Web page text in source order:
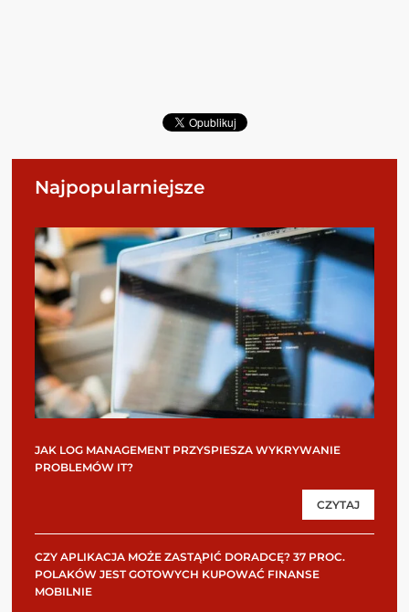
Najpopularniejsze
JAK LOG MANAGEMENT PRZYSPIESZA WYKRYWANIE
PROBLEMÓW IT?
CZYTAJ
CZY APLIKACJA MOŻE ZASTĄPIĆ DORADCĘ? 37 PROC.
POLAKÓW JEST GOTOWYCH KUPOWAĆ FINANSE
MOBILNIE